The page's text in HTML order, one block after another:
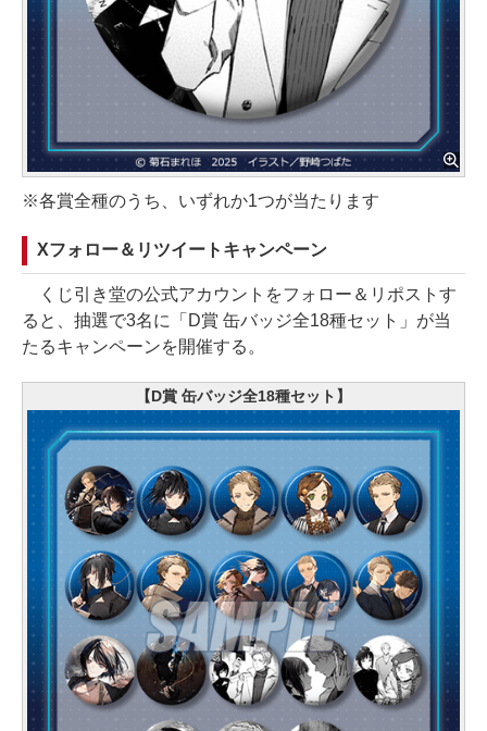
※各賞全種のうち、いずれか1つが当たります
Xフォロー＆リツイートキャンペーン
くじ引き堂の公式アカウントをフォロー＆リポストす
ると、抽選で3名に「D賞 缶バッジ全18種セット」が当
たるキャンペーンを開催する。
【D賞 缶バッジ全18種セット】